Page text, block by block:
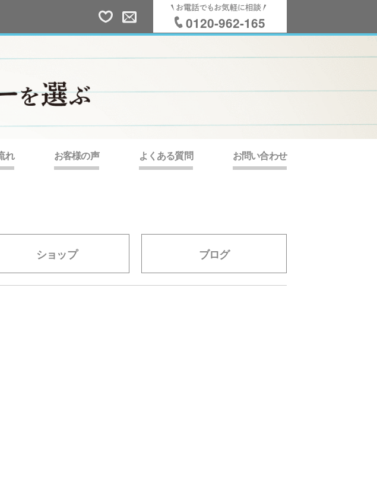
0120-962-165
れ お客様の声 よくある質問 お問い合わせ
ショップ ブログ